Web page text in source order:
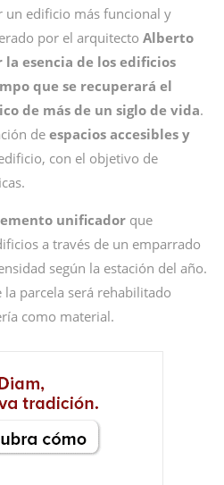
un edificio más funcional y
por el arquitecto Alberto
esencia de los edificios
que se recuperará el
de más de un siglo de vida.
de espacios accesibles y
con el objetivo de
unificador que
a través de un emparrado
según la estación del año.
parcela será rehabilitado
como material.